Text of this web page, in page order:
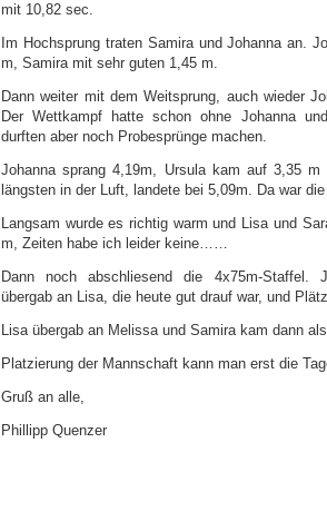
mit 10,82 sec.
Im Hochsprung traten Samira und Johanna an.
m, Samira mit sehr guten 1,45 m.
Dann weiter mit dem Weitsprung, auch wieder
Der Wettkampf hatte schon ohne Johanna
durften aber noch Probesprünge machen.
Johanna sprang 4,19m, Ursula kam auf 3,35
längsten in der Luft, landete bei 5,09m. Da war
Langsam wurde es richtig warm und Lisa und
m, Zeiten habe ich leider keine……
Dann noch abschliesend die 4x75m-Staffel.
übergab an Lisa, die heute gut drauf war, und
Lisa übergab an Melissa und Samira kam dann
Platzierung der Mannschaft kann man erst die
Gruß an alle,
Phillipp Quenzer